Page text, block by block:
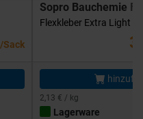
/Sack
Sopro Bauchemie
Flexkleber Extra Light
2,13 € / kg
Lagerware